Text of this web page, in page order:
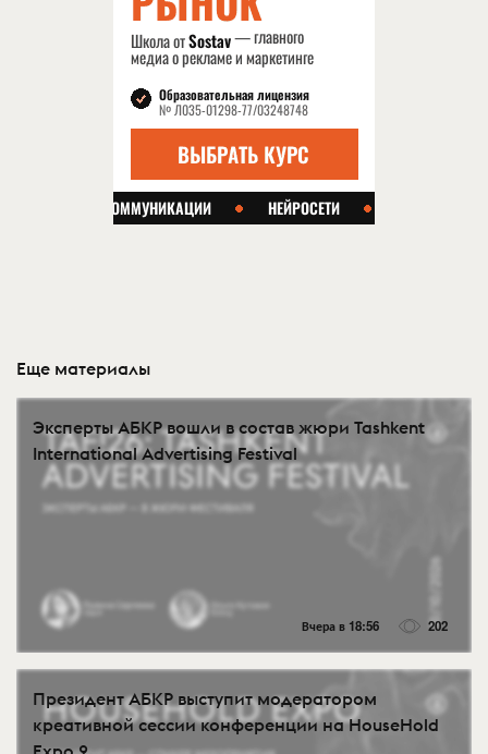
Еще материалы
Эксперты АБКР вошли в состав жюри Tashkent
International Advertising Festival
Вчера в 18:56 202
Президент АБКР выступит модератором
креативной сессии конференции на HouseHold